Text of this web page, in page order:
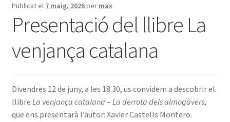
FES-TE SOCI
LLIBRE
Publicat el 7 maig, 2026per max
Presentació del llibre La
venjança catalana
Divendres 12 de juny, a les 18.30, us convidem a descobrir el
llibre La venjança catalana – La derrota dels almogàvers,
que ens presentarà l’autor: Xavier Castells Montero.